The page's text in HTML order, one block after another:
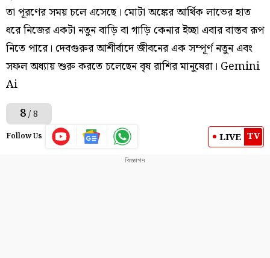
তা পূরণের সময় চলে এসেছে। মোটা অঙ্কের আর্থিক লাভের হাত
ধরে নিজের একটা নতুন বাড়ি বা গাড়ি কেনার ইচ্ছা এবার বাস্তব রূপ
নিতে পারে। দেবগুরুর আশীর্বাদে জীবনের এক সম্পূর্ণ নতুন এবং
সফল অধ্যায় শুরু করতে চলেছেন বৃষ রাশির মানুষেরা। Gemini
Ai
8/ 8
Follow Us LIVE TV